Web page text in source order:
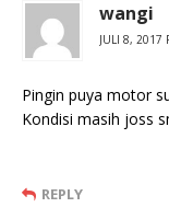
wangi
JULI 8, 2017
Pingin puya motor
Kondisi masih joss
REPLY